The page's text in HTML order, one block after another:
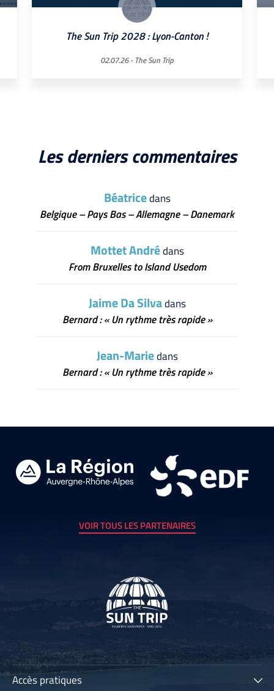
The Sun Trip 2028 : Lyon-Canton !
02.07.26 - The Sun Trip
Les derniers commentaires
Béatricedans
Belgique – Pays Bas – Allemagne – Danemark
Mottet Andrédans
From Bruxelles to Island Usedom
Jaime Da Silvadans
Bernard : « Un rythme très rapide »
Jean-Mariedans
Bernard : « Un rythme très rapide »
VOIR TOUS LES PARTENAIRES
Accès pratiques